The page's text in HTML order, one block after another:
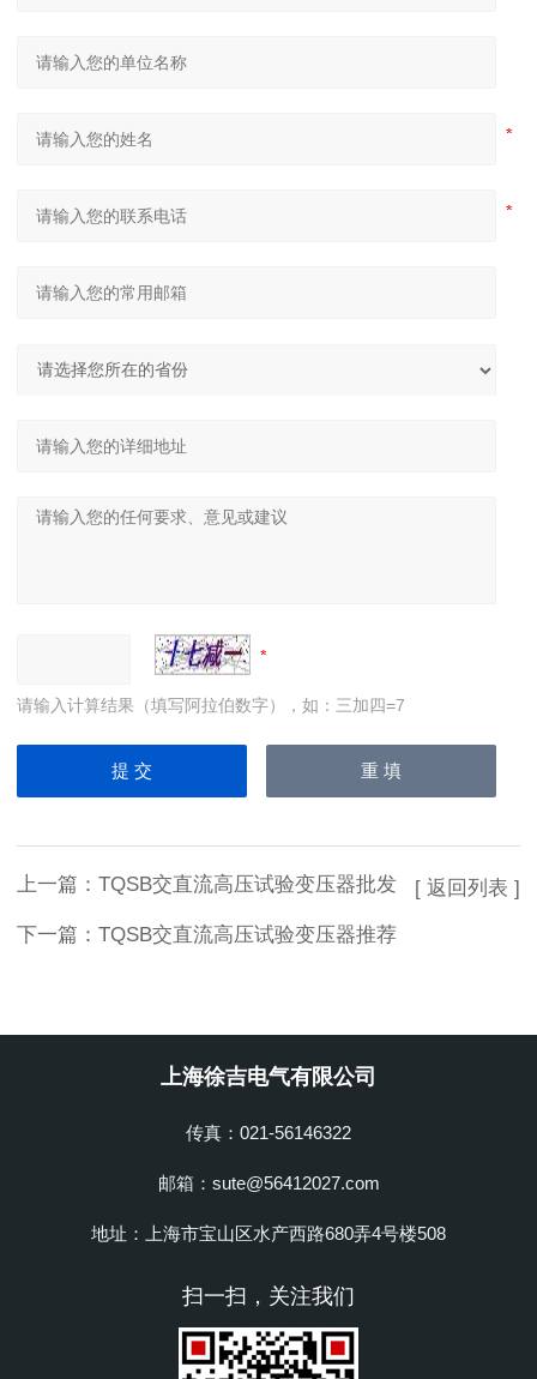
请输入计算结果（填写阿拉伯数字），如：三加四=7
上一篇： TQSB交直流高压试验变压器批发
下一篇： TQSB交直流高压试验变压器推荐
[ 返回列表 ]
上海徐吉电气有限公司
传真：021-56146322
邮箱：sute@56412027.com
地址：上海市宝山区水产西路680弄4号楼508
扫一扫，关注我们